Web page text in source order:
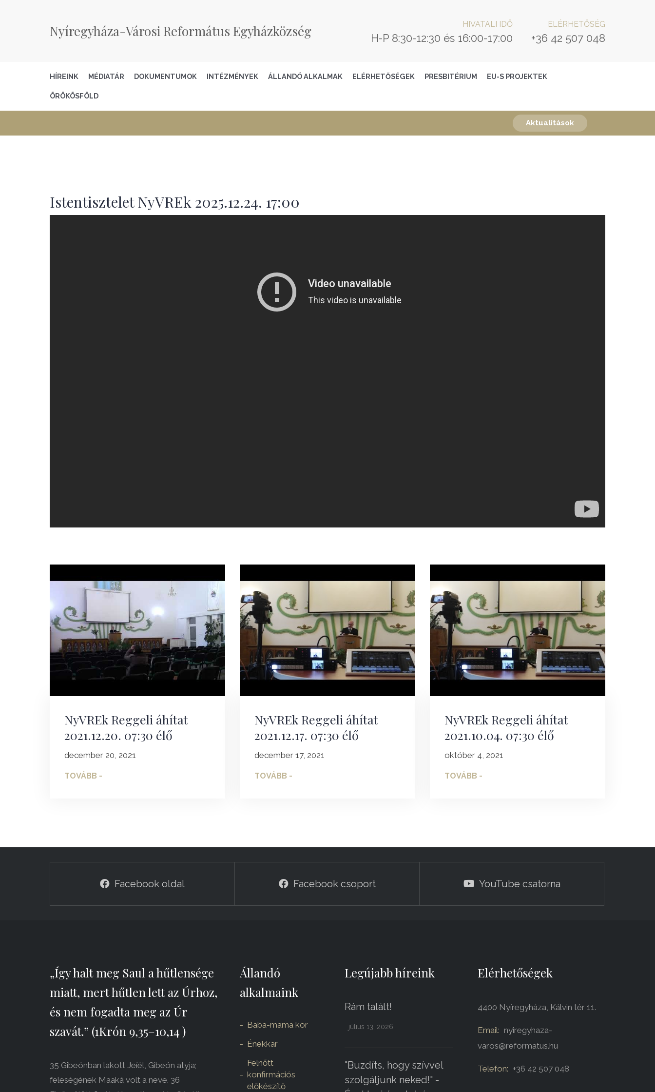
Nyíregyháza-Városi Református Egyházközség HIVATALI IDŐ
H-P 8:30-12:30 és 16:00-17:00
ELÉRHETŐSÉG
+36 42 507 048
HÍREINK MÉDIATÁR DOKUMENTUMOK INTÉZMÉNYEK ÁLLANDÓ ALKALMAK ELÉRHETŐSÉGEK PRESBITÉRIUM EU-S PROJEKTEK
ÖRÖKÖSFÖLD
Aktualitások
Istentisztelet NyVREk 2025.12.24. 17:00
NyVREk Reggeli áhítat
2021.12.20. 07:30 élő
december 20, 2021
TOVÁBB -
NyVREk Reggeli áhítat
2021.12.17. 07:30 élő
december 17, 2021
TOVÁBB -
NyVREk Reggeli áhítat
2021.10.04. 07:30 élő
október 4, 2021
TOVÁBB -
Facebook oldal Facebook csoport YouTube csatorna
„Így halt meg Saul a hűtlensége
miatt, mert hűtlen lett az Úrhoz,
és nem fogadta meg az Úr
szavát.” (1Krón 9,35–10,14 )
35 Gibeónban lakott Jeíél, Gibeón atyja;
feleségének Maaká volt a neve. 36
Állandó
alkalmaink
Baba-mama kör
Énekkar
Felnőtt
konfirmációs
előkészítő
Legújabb híreink
Rám talált!
július 13, 2026
"Buzdíts, hogy szívvel
szolgáljunk neked!" -
Elérhetőségek
4400 Nyíregyháza, Kálvin tér 11.
Email: nyiregyhaza-
varos@reformatus.hu
Telefon: +36 42 507 048